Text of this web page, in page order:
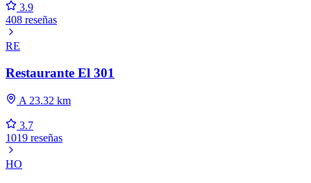
3.9
408 reseñas
RE
Restaurante El 301
A 23.32 km
3.7
1019 reseñas
HO